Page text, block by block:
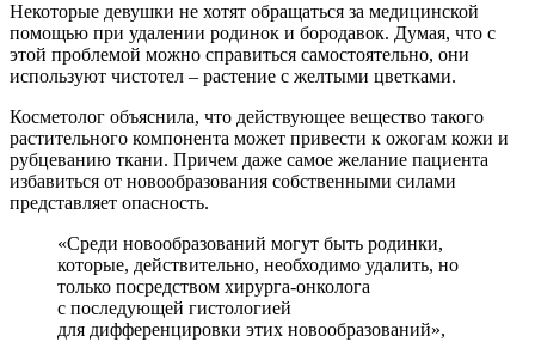
Некоторые девушки не хотят обращаться за медицинской
помощью при удалении родинок и бородавок. Думая, что с
этой проблемой можно справиться самостоятельно, они
используют чистотел – растение с желтыми цветками.
Косметолог объяснила, что действующее вещество такого
растительного компонента может привести к ожогам кожи и
рубцеванию ткани. Причем даже самое желание пациента
избавиться от новообразования собственными силами
представляет опасность.
«Среди новообразований могут быть родинки,
которые, действительно, необходимо удалить, но
только посредством хирурга-онколога
с последующей гистологией
для дифференцировки этих новообразований»,